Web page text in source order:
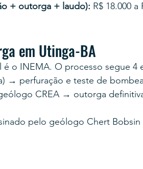
+ outorga + laudo): R$ 18.000 a
em Utinga-BA
é o INEMA. O processo segue 4
→ perfuração e teste de
CREA → outorga
pelo geólogo Chert Bobsin